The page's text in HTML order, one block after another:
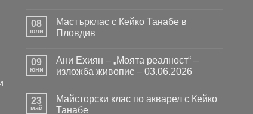
за
„Пътуване
към
Кейко
–
изложба
08
юли
Мастърклас с Кейко Танабе в
Пловдив
за
Мастърклас
с
в
Пловдив
09
юни
Ани Ехиян – „Моята реалност“ –
изложба живопис – 03.06.2026
за
Ани
23
май
Майсторски клас по акварел с Кейко
Танабе